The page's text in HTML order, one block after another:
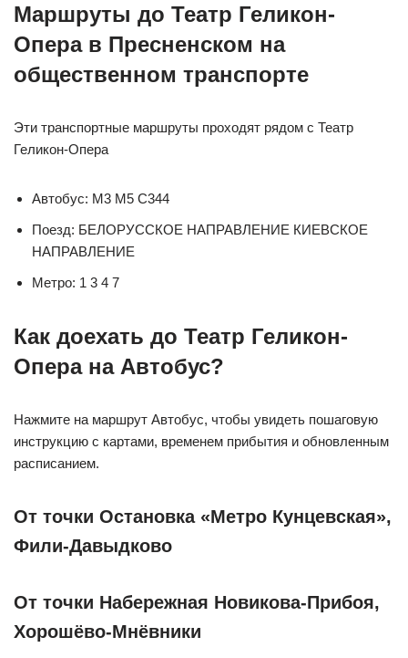
Маршруты до Театр Геликон-
Опера в Пресненском на
общественном транспорте
Эти транспортные маршруты проходят рядом с Театр
Геликон-Опера
Автобус: М3 М5 С344
Поезд: БЕЛОРУССКОЕ НАПРАВЛЕНИЕ КИЕВСКОЕ
НАПРАВЛЕНИЕ
Метро: 1 3 4 7
Как доехать до Театр Геликон-
Опера на Автобус?
Нажмите на маршрут Автобус, чтобы увидеть пошаговую
инструкцию с картами, временем прибытия и обновленным
расписанием.
От точки Остановка «Метро Кунцевская»,
Фили-Давыдково
От точки Набережная Новикова-Прибоя,
Хорошёво-Мнёвники